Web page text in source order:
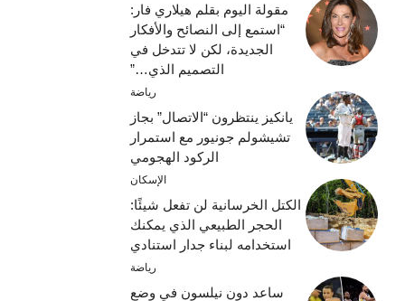
مقولة اليوم بقلم هيلاري فار:
“استمع إلى النصائح والأفكار
الجديدة، لكن لا تتدخل في
التصميم الذي…”
رياضة
يانكيز ينتظرون “الاتصال” بجاز
تشيشولم جونيور مع استمرار
الركود الهجومي
الإسكان
الكتل الخرسانية لن تفعل شيئًا:
الحجر الطبيعي الذي يمكنك
استخدامه لبناء جدار استنادي
رياضة
ساعد دون نيلسون في وضع